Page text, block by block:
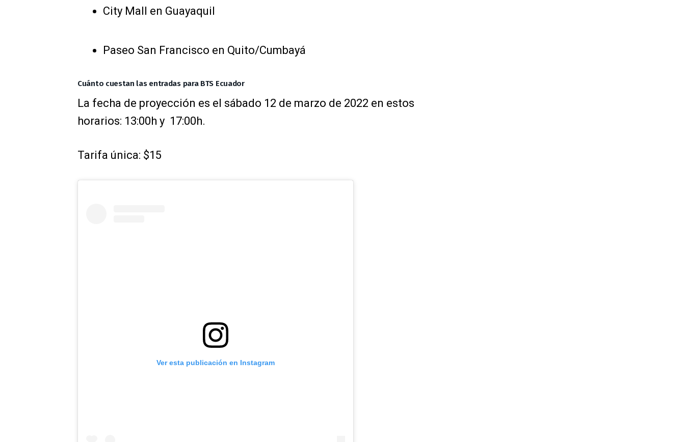
City Mall en Guayaquil
Paseo San Francisco en Quito/Cumbayá
Cuánto cuestan las entradas para BTS Ecuador
La fecha de proyección es el sábado 12 de marzo de 2022 en estos
horarios: 13:00h y 17:00h.
Tarifa única: $15
Ver esta publicación en Instagram